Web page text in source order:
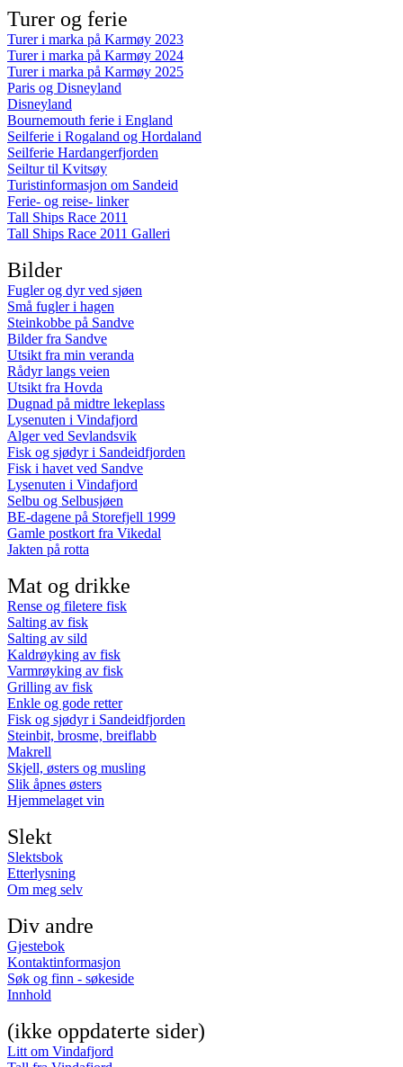
Turer og ferie
Turer i marka på Karmøy 2023
Turer i marka på Karmøy 2024
Turer i marka på Karmøy 2025
Paris og Disneyland
Disneyland
Bournemouth ferie i England
Seilferie i Rogaland og Hordaland
Seilferie Hardangerfjorden
Seiltur til Kvitsøy
Turistinformasjon om Sandeid
Ferie- og reise- linker
Tall Ships Race 2011
Tall Ships Race 2011 Galleri
Bilder
Fugler og dyr ved sjøen
Små fugler i hagen
Steinkobbe på Sandve
Bilder fra Sandve
Utsikt fra min veranda
Rådyr langs veien
Utsikt fra Hovda
Dugnad på midtre lekeplass
Lysenuten i Vindafjord
Alger ved Sevlandsvik
Fisk og sjødyr i Sandeidfjorden
Fisk i havet ved Sandve
Lysenuten i Vindafjord
Selbu og Selbusjøen
BE-dagene på Storefjell 1999
Gamle postkort fra Vikedal
Jakten på rotta
Mat og drikke
Rense og filetere fisk
Salting av fisk
Salting av sild
Kaldrøyking av fisk
Varmrøyking av fisk
Grilling av fisk
Enkle og gode retter
Fisk og sjødyr i Sandeidfjorden
Steinbit, brosme, breiflabb
Makrell
Skjell, østers og musling
Slik åpnes østers
Hjemmelaget vin
Slekt
Slektsbok
Etterlysning
Om meg selv
Div andre
Gjestebok
Kontaktinformasjon
Søk og finn - søkeside
Innhold
(ikke oppdaterte sider)
Litt om Vindafjord